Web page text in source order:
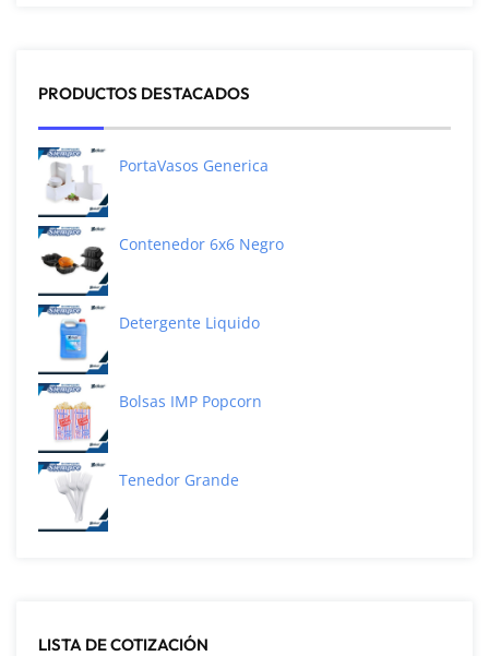
PRODUCTOS DESTACADOS
PortaVasos Generica
Contenedor 6x6 Negro
Detergente Liquido
Bolsas IMP Popcorn
Tenedor Grande
LISTA DE COTIZACIÓN